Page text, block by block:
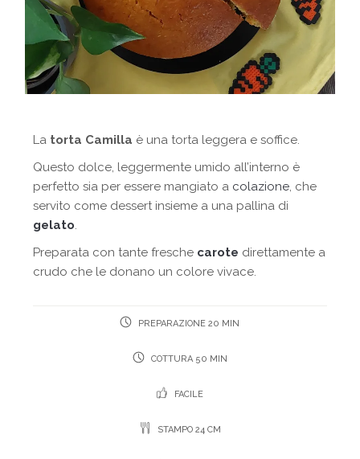
La torta Camilla è una torta leggera e soffice.
Questo dolce, leggermente umido all’interno è
perfetto sia per essere mangiato a colazione, che
servito come dessert insieme a una pallina di
gelato.
Preparata con tante fresche carote direttamente a
crudo che le donano un colore vivace.
PREPARAZIONE 20 MIN
COTTURA 50 MIN
FACILE
STAMPO 24 CM